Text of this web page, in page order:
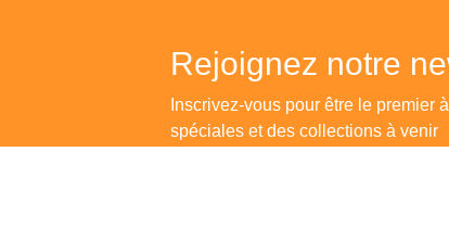
Rejoignez notre
Inscrivez-vous pour être le premier
spéciales et des collections à venir